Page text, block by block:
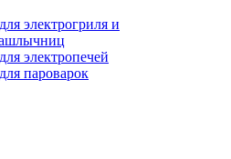
электрогриля и
электропечей
пароварок